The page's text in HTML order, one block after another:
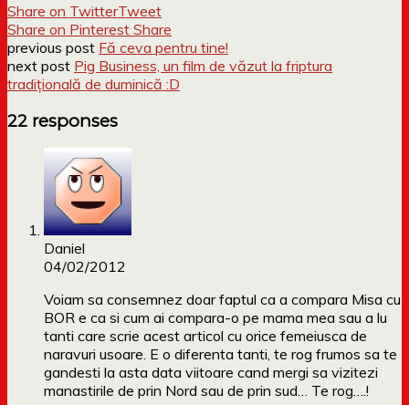
Share on TwitterTweet
Share on Pinterest Share
previous post Fă ceva pentru tine!
next post Pig Business, un film de văzut la friptura
tradițională de duminică :D
22 responses
Daniel
04/02/2012
Voiam sa consemnez doar faptul ca a compara Misa cu
BOR e ca si cum ai compara-o pe mama mea sau a lu
tanti care scrie acest articol cu orice femeiusca de
naravuri usoare. E o diferenta tanti, te rog frumos sa te
gandesti la asta data viitoare cand mergi sa vizitezi
manastirile de prin Nord sau de prin sud… Te rog….!